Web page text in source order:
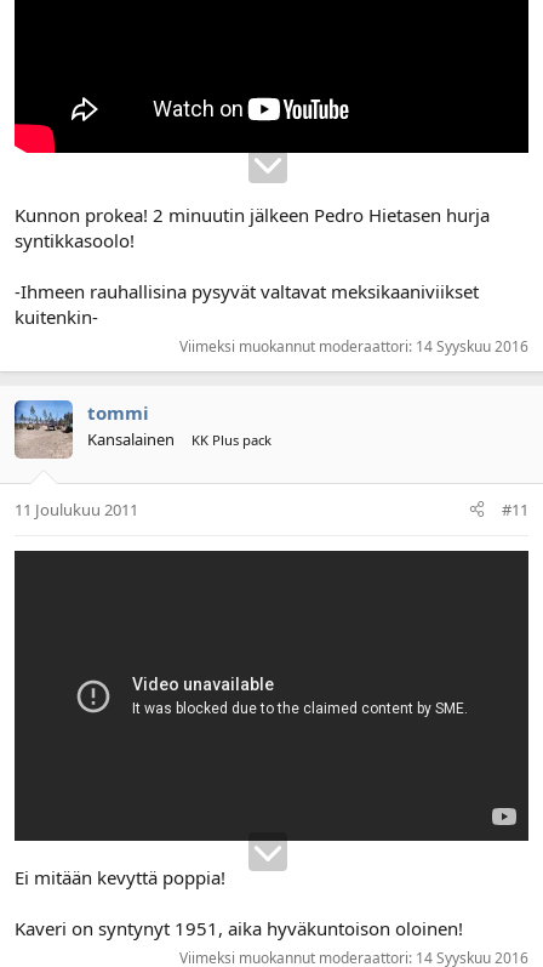
Kunnon prokea! 2 minuutin jälkeen Pedro Hietasen hurja
syntikkasoolo!
‎-Ihmeen rauhallisina pysyvät valtavat meksikaaniviikset
kuitenkin-
Viimeksi muokannut moderaattori: 14 Syyskuu 2016
tommi
Kansalainen KK Plus pack
11 Joulukuu 2011 #11
Ei mitään kevyttä poppia!
Kaveri on syntynyt 1951, aika hyväkuntoison oloinen!
Viimeksi muokannut moderaattori: 14 Syyskuu 2016